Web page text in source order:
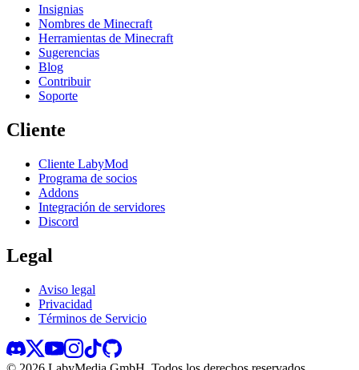
Insignias
Nombres de Minecraft
Herramientas de Minecraft
Sugerencias
Blog
Contribuir
Soporte
Cliente
Cliente LabyMod
Programa de socios
Addons
Integración de servidores
Discord
Legal
Aviso legal
Privacidad
Términos de Servicio